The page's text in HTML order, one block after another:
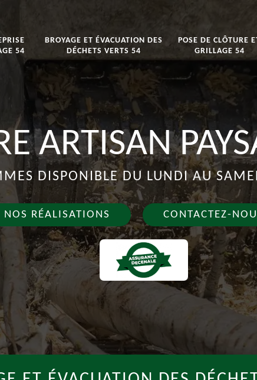
54
BROYAGE ET ÉVACUATION DES
DÉCHETS VERTS 54
POSE DE CLÔTURE
GRILLAGE 54
ARTISAN
DISPONIBLE DU LUNDI AU
NOS RÉALISATIONS CONTACTEZ-